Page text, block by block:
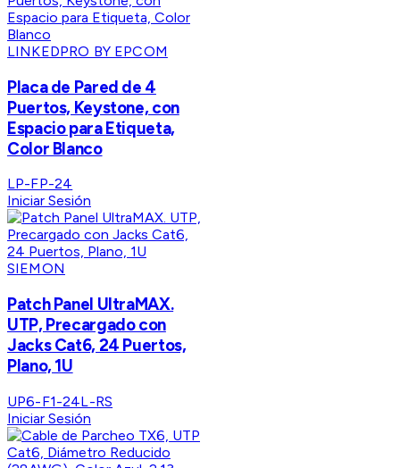
LINKEDPRO BY EPCOM
Placa de Pared de 4
Puertos, Keystone, con
Espacio para Etiqueta,
Color Blanco
LP-FP-24
Iniciar Sesión
SIEMON
Patch Panel UltraMAX.
UTP, Precargado con
Jacks Cat6, 24 Puertos,
Plano, 1U
UP6-F1-24L-RS
Iniciar Sesión